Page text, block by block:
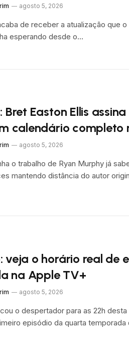
agosto 5, 2026
de receber a atualização que
esperando desde o…
Bret Easton Ellis
calendário completo
agosto 5, 2026
o trabalho de Ryan Murphy já
mantendo distância do autor
veja o horário real de
na Apple TV+
agosto 5, 2026
o despertador para as 22h
episódio da quarta